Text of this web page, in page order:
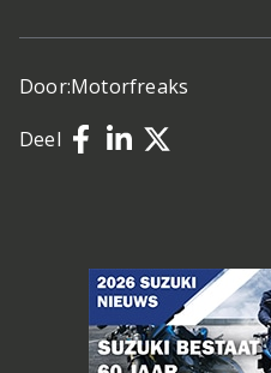
Door:Motorfreaks
Deel